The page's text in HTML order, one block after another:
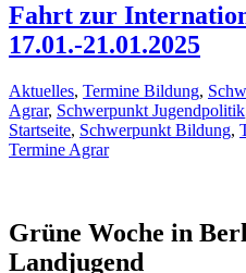
Fahrt zur
17.01.-21.01.2025
Aktuelles, Termine Bildung,
Agrar, Schwerpunkt Jugendpolitik
Startseite, Schwerpunkt Bildung,
Termine Agrar
Grüne Woche in
Landjugend